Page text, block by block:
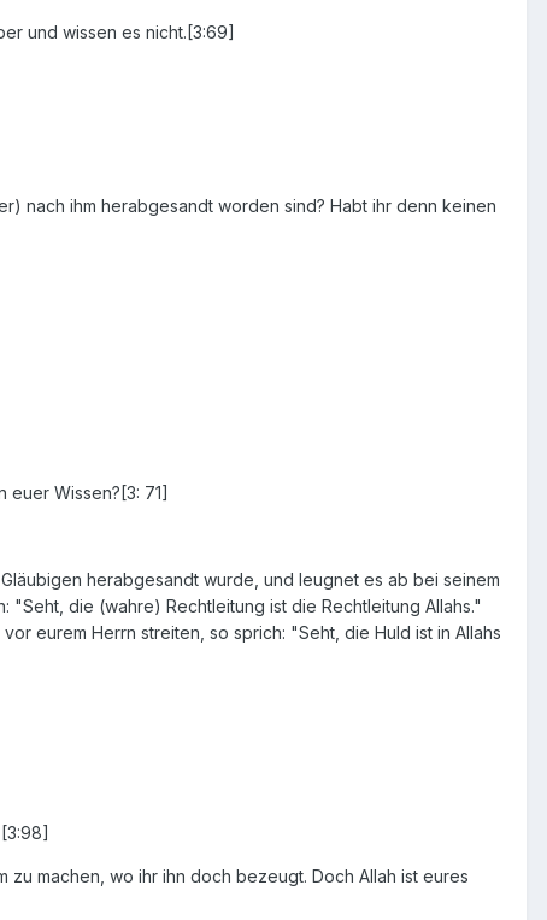
und wissen es nicht.[3:69]
nach ihm herabgesandt worden sind? Habt ihr denn keinen
Wissen?[3: 71]
herabgesandt wurde, und leugnet es ab bei seinem
die (wahre) Rechtleitung ist die Rechtleitung Allahs."
eurem Herrn streiten, so sprich: "Seht, die Huld ist in Allahs
zu machen, wo ihr ihn doch bezeugt. Doch Allah ist eures